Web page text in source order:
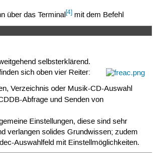
über das Terminal[4]mit dem Befehl
selbsterklärend.
sich oben vier Reiter:
Verzeichnis oder Musik-CD-Auswahl
Abfrage und Senden von
Einstellungen, diese sind sehr
verlangen solides Grundwissen; zudem
Auswahlfeld mit Einstellmöglichkeiten.